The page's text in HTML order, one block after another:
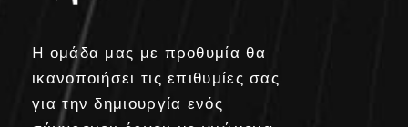
H ομάδα μας με προθυμία θα
ικανοποιήσει τις επιθυμίες σας
για την δημιουργία ενός